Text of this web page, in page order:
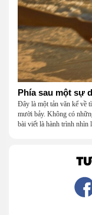
Phía sau một sự
Đây là một tản văn kể về
mười bảy. Không có
bài viết là hành trình nhìn
là một mối tình, mà là